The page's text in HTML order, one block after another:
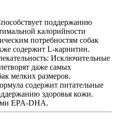
поддержанию
калорийности
потребностям собак
содержит L-карнитин.
Исключительные
даже самых
мелких размеров.
содержит питательные
здоровья кожи.
EPA-DHA.